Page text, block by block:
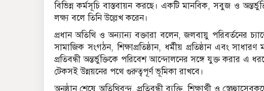
বিভিন্ন কর্মসূচি বাস্তবায়ন করছে। একটি মানবিক, সবুজ ও
লক্ষ্য বলে তিনি উল্লেখ করেন।
প্রধান অতিথি ও অন্যান্য বক্তারা বলেন, জলবায়ু পরিবর্তনের
সামাজিক সংগঠন, শিক্ষাপ্রতিষ্ঠান, ধর্মীয় প্রতিষ্ঠান এবং
প্রতিবন্ধী অন্তর্ভুক্তিকে পরিবেশ আন্দোলনের সঙ্গে যুক্ত করার
টেকসই উন্নয়নের পথে গুরুত্বপূর্ণ ভূমিকা রাখবে।